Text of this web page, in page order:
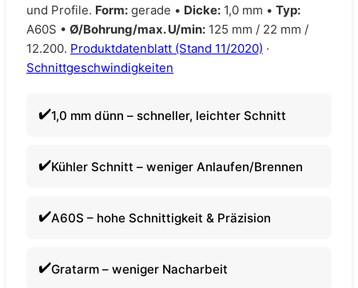
und Profile. Form: gerade • Dicke: 1,0 mm • Typ:
A60S • Ø/Bohrung/max. U/min: 125 mm / 22 mm /
12.200. Produktdatenblatt (Stand 11/2020) ·
Schnittgeschwindigkeiten
1,0 mm dünn – schneller, leichter Schnitt
Kühler Schnitt – weniger Anlaufen/Brennen
A60S – hohe Schnittigkeit & Präzision
Gratarm – weniger Nacharbeit